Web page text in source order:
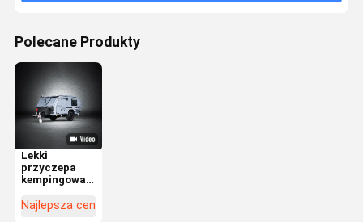
Polecane Produkty
Lekki
przyczepa
kempingowa
Explorer do
Najlepsza cena